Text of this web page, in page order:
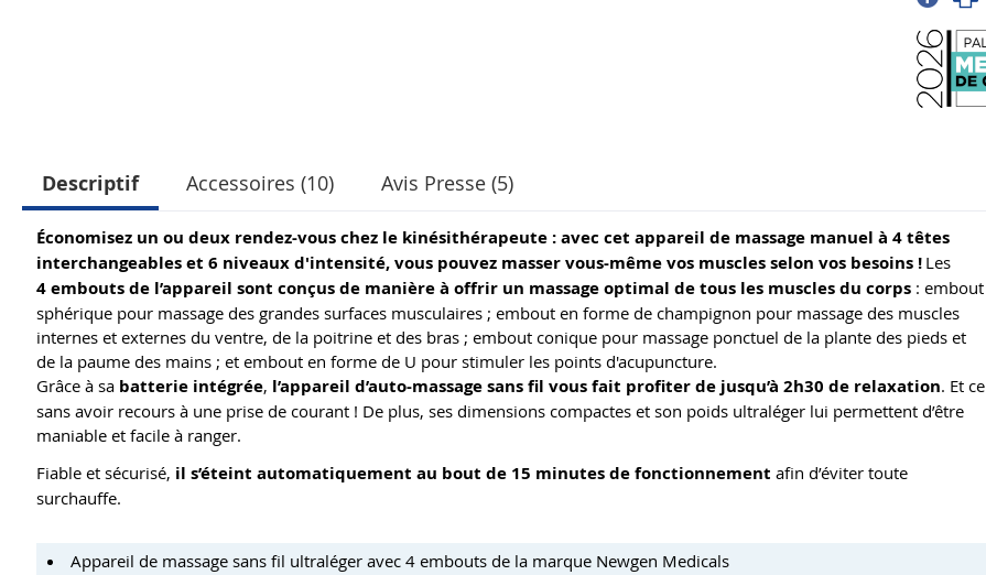
Descriptif Accessoires (10) Avis Presse (5)
Économisez un ou deux rendez-vous chez le kinésithérapeute : avec cet appareil de massage manuel à 4 têtes
interchangeables et 6 niveaux d'intensité, vous pouvez masser vous-même vos muscles selon vos besoins ! Les
4 embouts de l’appareil sont conçus de manière à offrir un massage optimal de tous les muscles du corps : embout
sphérique pour massage des grandes surfaces musculaires ; embout en forme de champignon pour massage des muscles
internes et externes du ventre, de la poitrine et des bras ; embout conique pour massage ponctuel de la plante des pieds et
de la paume des mains ; et embout en forme de U pour stimuler les points d'acupuncture.
Grâce à sa batterie intégrée, l’appareil d’auto-massage sans fil vous fait profiter de jusqu’à 2h30 de relaxation. Et ce
sans avoir recours à une prise de courant ! De plus, ses dimensions compactes et son poids ultraléger lui permettent d’être
maniable et facile à ranger.
Fiable et sécurisé, il s’éteint automatiquement au bout de 15 minutes de fonctionnement afin d’éviter toute
surchauffe.
Appareil de massage sans fil ultraléger avec 4 embouts de la marque Newgen Medicals